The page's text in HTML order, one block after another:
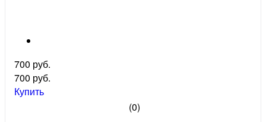
700 руб.
700 руб.
Купить
(0)